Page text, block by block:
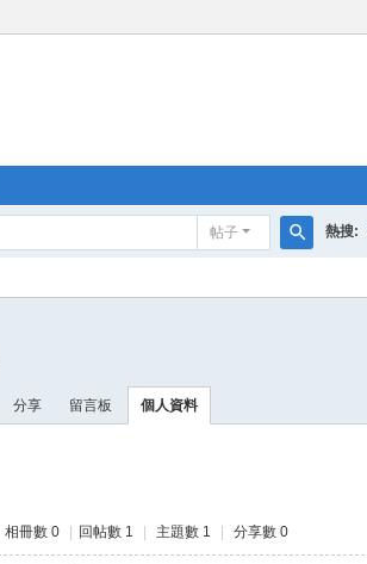
帖子
索
熱搜:
分享 留言板 個人資料
相冊數 0 回帖數 1 主題數 1 分享數 0